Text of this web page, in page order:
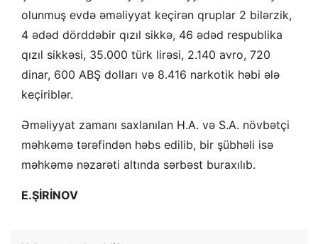
olunmuş evdə əməliyyat keçirən qruplar 2 bilərzik,
4 ədəd dörddəbir qızıl sikkə, 46 ədəd respublika
qızıl sikkəsi, 35.000 türk lirəsi, 2.140 avro, 720
dinar, 600 ABŞ dolları və 8.416 narkotik həbi ələ
keçiriblər.
Əməliyyat zamanı saxlanılan H.A. və S.A. növbətçi
məhkəmə tərəfindən həbs edilib, bir şübhəli isə
məhkəmə nəzarəti altında sərbəst buraxılıb.
E.ŞİRİNOV